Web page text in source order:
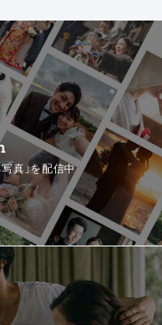
真」を配信中